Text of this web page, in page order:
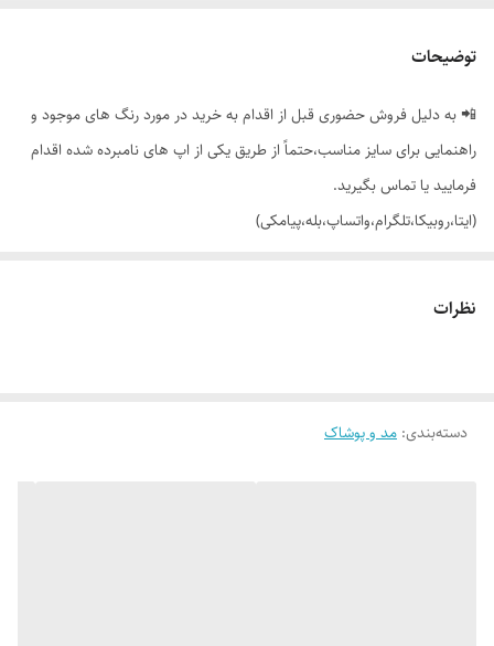
توضیحات
📲 به دلیل فروش حضوری قبل از اقدام به خرید در مورد رنگ های موجود و
راهنمایی برای سایز مناسب،حتماً از طریق یکی از اپ های نامبرده شده اقدام
فرمایید یا تماس بگیرید.
(ایتا،روبیکا،تلگرام،واتساپ،بله،پیامکی)
🎨 رنگ بندیش: 3 رنگ شیک طبق تصاویر (در صورت درخواست عکس های
نظرات
دسته‌بندی: مد و پوشاک